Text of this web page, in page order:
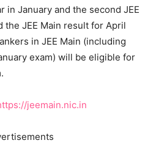
in January and the second JEE
the JEE Main result for April
in JEE Main (including
exam) will be eligible for
jeemain.nic.in